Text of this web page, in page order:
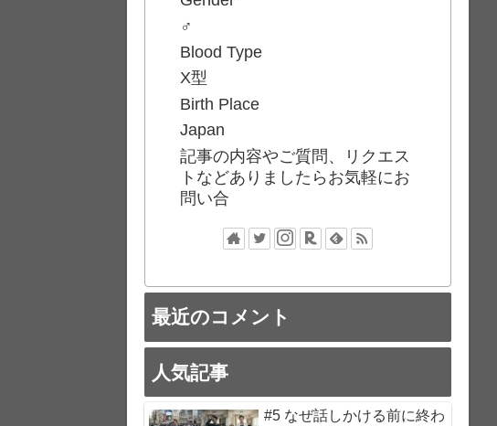
♂
Blood Type
X型
Birth Place
Japan
記事の内容やご質問、リクエス
トなどありましたらお気軽にお
問い合
最近のコメント
人気記事
#5 なぜ話しかける前に終わ